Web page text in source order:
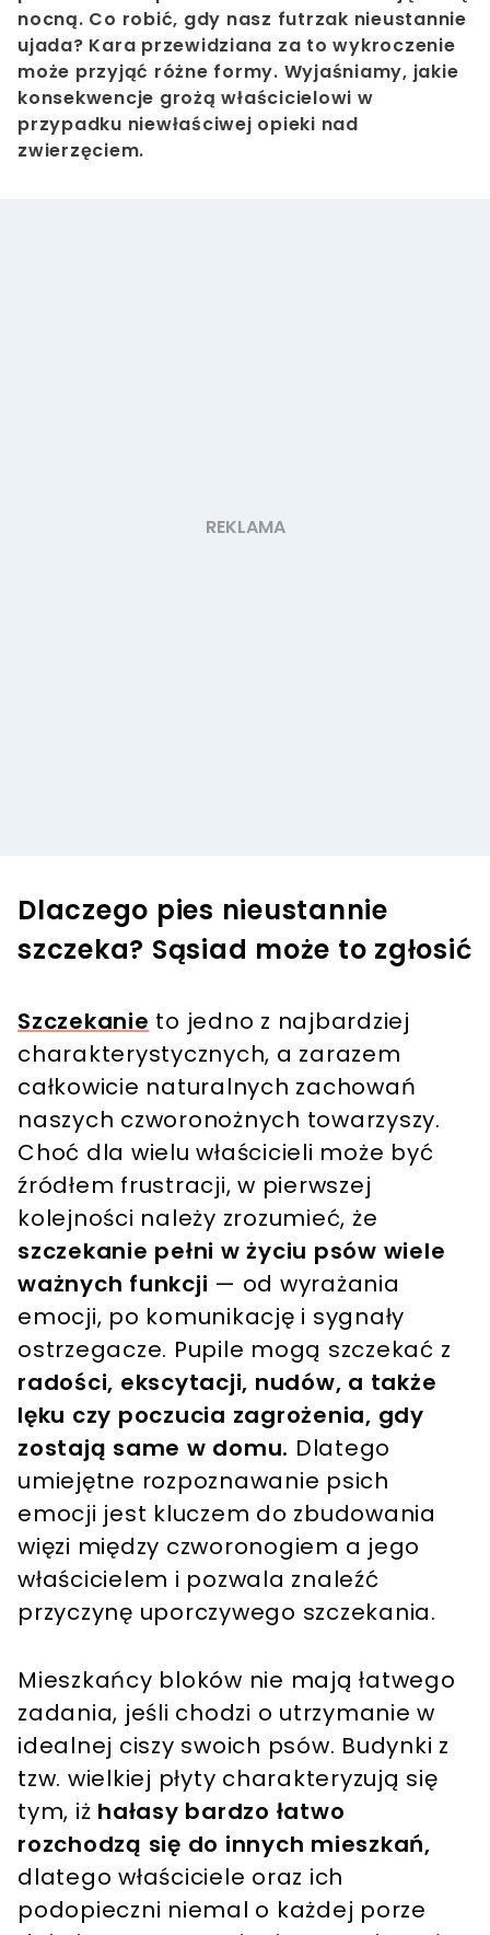
nocną. Co robić, gdy nasz futrzak nieustannie
ujada? Kara przewidziana za to wykroczenie
może przyjąć różne formy. Wyjaśniamy, jakie
konsekwencje grożą właścicielowi w
przypadku niewłaściwej opieki nad
zwierzęciem.
Dlaczego pies nieustannie
szczeka? Sąsiad może to zgłosić
Szczekanie to jedno z najbardziej
charakterystycznych, a zarazem
całkowicie naturalnych zachowań
naszych czworonożnych towarzyszy.
Choć dla wielu właścicieli może być
źródłem frustracji, w pierwszej
kolejności należy zrozumieć, że
szczekanie pełni w życiu psów wiele
ważnych funkcji — od wyrażania
emocji, po komunikację i sygnały
ostrzegacze. Pupile mogą szczekać z
radości, ekscytacji, nudów, a także
lęku czy poczucia zagrożenia, gdy
zostają same w domu. Dlatego
umiejętne rozpoznawanie psich
emocji jest kluczem do zbudowania
więzi między czworonogiem a jego
właścicielem i pozwala znaleźć
przyczynę uporczywego szczekania.
Mieszkańcy bloków nie mają łatwego
zadania, jeśli chodzi o utrzymanie w
idealnej ciszy swoich psów. Budynki z
tzw. wielkiej płyty charakteryzują się
tym, iż hałasy bardzo łatwo
rozchodzą się do innych mieszkań,
dlatego właściciele oraz ich
podopieczni niemal o każdej porze